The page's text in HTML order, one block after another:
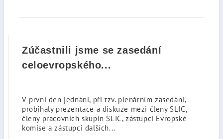
Zúčastnili jsme se zasedání
celoevropského...
V první den jednání, při tzv. plenárním zasedání,
probíhaly prezentace a diskuze mezi členy SLIC,
členy pracovních skupin SLIC, zástupci Evropské
komise a zástupci dalších...